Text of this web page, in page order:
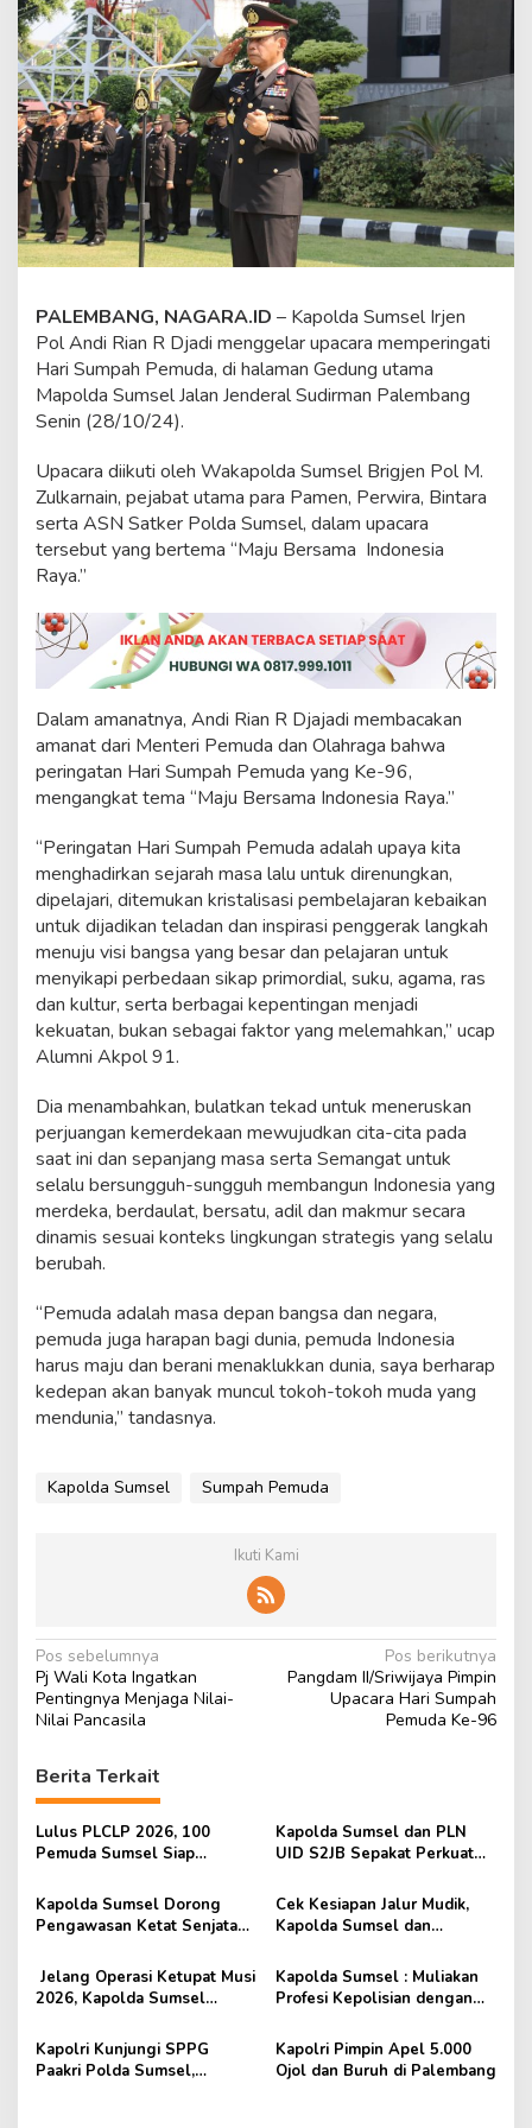
e
l
P
i
m
p
i
n
U
a
c
a
a
M
e
m
p
n
g
a
t
i
S
m
a
h
P
m
d
a
PALEMBANG, NAGARA.ID – Kapolda Sumsel Irjen
Pol Andi Rian R Djadi menggelar upacara memperingati
Hari Sumpah Pemuda, di halaman Gedung utama
Mapolda Sumsel Jalan Jenderal Sudirman Palembang
Senin (28/10/24).
Upacara diikuti oleh Wakapolda Sumsel Brigjen Pol M.
Zulkarnain, pejabat utama para Pamen, Perwira, Bintara
serta ASN Satker Polda Sumsel, dalam upacara
tersebut yang bertema “Maju Bersama Indonesia
Raya.”
Dalam amanatnya, Andi Rian R Djajadi membacakan
amanat dari Menteri Pemuda dan Olahraga bahwa
peringatan Hari Sumpah Pemuda yang Ke-96,
mengangkat tema “Maju Bersama Indonesia Raya.”
“Peringatan Hari Sumpah Pemuda adalah upaya kita
menghadirkan sejarah masa lalu untuk direnungkan,
dipelajari, ditemukan kristalisasi pembelajaran kebaikan
untuk dijadikan teladan dan inspirasi penggerak langkah
menuju visi bangsa yang besar dan pelajaran untuk
menyikapi perbedaan sikap primordial, suku, agama, ras
dan kultur, serta berbagai kepentingan menjadi
kekuatan, bukan sebagai faktor yang melemahkan,” ucap
Alumni Akpol 91.
Dia menambahkan, bulatkan tekad untuk meneruskan
perjuangan kemerdekaan mewujudkan cita-cita pada
saat ini dan sepanjang masa serta Semangat untuk
selalu bersungguh-sungguh membangun Indonesia yang
merdeka, berdaulat, bersatu, adil dan makmur secara
dinamis sesuai konteks lingkungan strategis yang selalu
berubah.
“Pemuda adalah masa depan bangsa dan negara,
pemuda juga harapan bagi dunia, pemuda Indonesia
harus maju dan berani menaklukkan dunia, saya berharap
kedepan akan banyak muncul tokoh-tokoh muda yang
mendunia,” tandasnya.
Kapolda Sumsel Sumpah Pemuda
Ikuti Kami
N
a
v
i
g
a
s
i
p
o
s
Pos sebelumnya
Pj Wali Kota Ingatkan
Pentingnya Menjaga Nilai-
Nilai Pancasila
Pos berikutnya
Pangdam II/Sriwijaya Pimpin
Upacara Hari Sumpah
Pemuda Ke-96
Berita Terkait
Lulus PLCLP 2026, 100
Pemuda Sumsel Siap
Mengabdi untuk Negeri
Kapolda Sumsel dan PLN
UID S2JB Sepakat Perkuat
Ketenagalistrikan ⠀
Kapolda Sumsel Dorong
Pengawasan Ketat Senjata
Perbakin
Cek Kesiapan Jalur Mudik,
Kapolda Sumsel dan
Komitmen Mudik Aman dan
Nyaman
Jelang Operasi Ketupat Musi
2026, Kapolda Sumsel
Banyuasin
Kapolda Sumsel : Muliakan
Profesi Kepolisian dengan
Kapolri Kunjungi SPPG
Paakri Polda Sumsel,
Kapolri Pimpin Apel 5.000
Ojol dan Buruh di Palembang